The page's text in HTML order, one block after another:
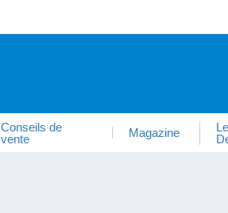
Conseils de
vente
Magazine